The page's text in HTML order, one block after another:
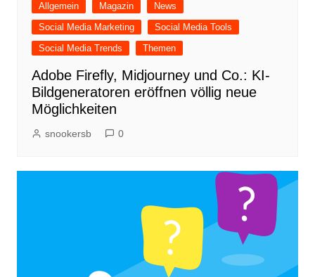
Allgemein Magazin
News
Social Media Marketing
Social Media Tools
Social Media Trends
Themen
Adobe Firefly, Midjourney und Co.: KI-
Bildgeneratoren eröffnen völlig neue
Möglichkeiten
snookersb 0